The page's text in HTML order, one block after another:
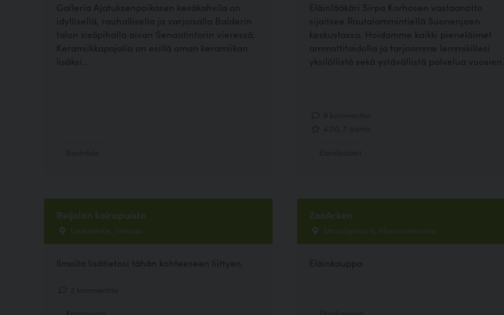
Galleria Ajatuksenpoikasen kesäkahvila on
idyllisellä, rauhallisella ja varjoisalla Balderin
talon sisäpihalla aivan Senaatintorin vieressä.
Keramiikkapajalla on esillä oman keramiikan
lisäksi...
Eläinlääkäri Sirpa Korhosen vastaanotto
sijaitsee Rautalammintiellä Suonenjoen
keskustassa. Hoidamme kaikki pieneläimet
ammattitaidolla ja tarjoamme lemmikillesi
yksilöllistä sekä ystävällistä palvelua vuosien...
Reijolan koirapuisto
Louhelantie, Joensuu
Ilmoita lisätietosi tähän kohteeseen liittyen.
ZooArken
Strandgatan 6, Maarianhamina
Eläinkauppa